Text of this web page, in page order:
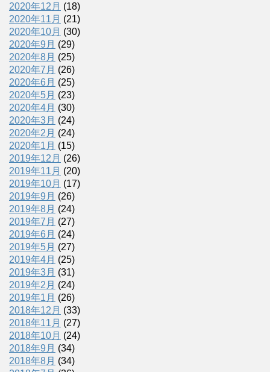
2020年12月 (18)
2020年11月 (21)
2020年10月 (30)
2020年9月 (29)
2020年8月 (25)
2020年7月 (26)
2020年6月 (25)
2020年5月 (23)
2020年4月 (30)
2020年3月 (24)
2020年2月 (24)
2020年1月 (15)
2019年12月 (26)
2019年11月 (20)
2019年10月 (17)
2019年9月 (26)
2019年8月 (24)
2019年7月 (27)
2019年6月 (24)
2019年5月 (27)
2019年4月 (25)
2019年3月 (31)
2019年2月 (24)
2019年1月 (26)
2018年12月 (33)
2018年11月 (27)
2018年10月 (24)
2018年9月 (34)
2018年8月 (34)